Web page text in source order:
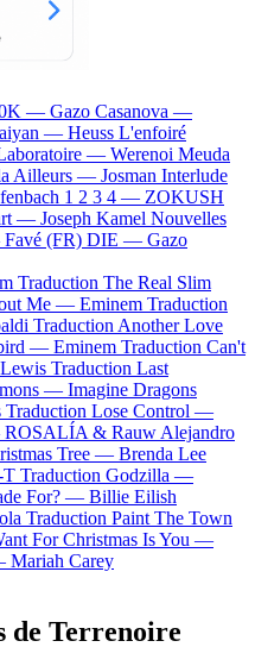
— Gazo Casanova —
— Heuss L'enfoiré
— Werenoi Meuda
Ailleurs — Josman Interlude
1 2 3 4 — ZOKUSH
— Joseph Kamel Nouvelles
Favé (FR) DIE — Gazo
Traduction The Real Slim
Me — Eminem Traduction
Traduction Another Love
— Eminem Traduction Can't
Traduction Last
— Imagine Dragons
Traduction Lose Control —
ROSALÍA & Rauw Alejandro
Tree — Brenda Lee
T Traduction Godzilla —
For? — Billie Eilish
Traduction Paint The Town
For Christmas Is You —
Mariah Carey
de Terrenoire